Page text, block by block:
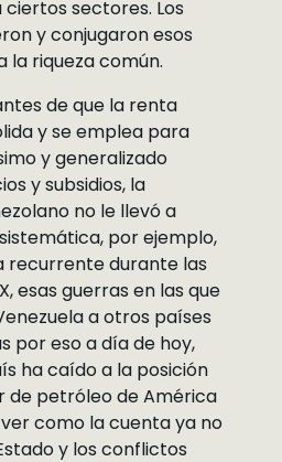
sectores. Los
y conjugaron esos
la riqueza común.
de que la renta
y se emplea para
y generalizado
y subsidios, la
no le llevó a
por ejemplo,
recurrente durante las
esas guerras en las que
a otros países
por eso a día de hoy,
ha caído a la posición
de petróleo de América
como la cuenta ya no
y los conflictos